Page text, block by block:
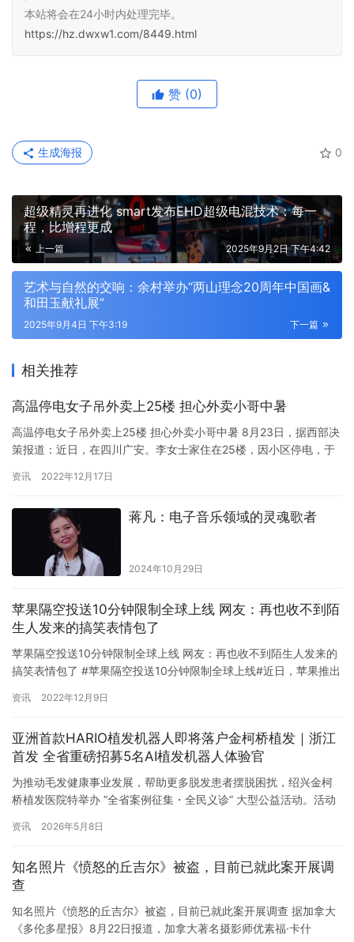
本站将会在24小时内处理完毕。
https://hz.dwxw1.com/8449.html
赞 (0)
0
生成海报
超级精灵再进化 smart发布EHD超级电混技术：每一
程，比增程更成
上一篇 2025年9月2日 下午4:42
艺术与自然的交响：余村举办“两山理念20周年中国画&
和田玉献礼展”
下一篇
2025年9月4日 下午3:19
相关推荐
高温停电女子吊外卖上25楼 担心外卖小哥中暑
高温停电女子吊外卖上25楼 担心外卖小哥中暑 8月23日，据西部决
策报道：近日，在四川广安。李女士家住在25楼，因小区停电，于
点停电，结果5点就停了，外卖还没送到。想到温度太高，外卖小哥
地上用的，挺结实，前前后后用了1个多小时才吊上来。
资讯 2022年12月17日
蒋凡：电子音乐领域的灵魂歌者
2024年10月29日
苹果隔空投送10分钟限制全球上线 网友：再也收不到陌
生人发来的搞笑表情包了
苹果隔空投送10分钟限制全球上线 网友：再也收不到陌生人发来的
搞笑表情包了 #苹果隔空投送10分钟限制全球上线#近日，苹果推出
的隔空投送功能10分钟限制改为全球支持。 更新后的airdrop功能将
择所有人10分钟，airdrop将在…
资讯 2022年12月9日
亚洲首款HARIO植发机器人即将落户金柯桥植发｜浙江
首发 全省重磅招募5名AI植发机器人体验官
为推动毛发健康事业发展，帮助更多脱发患者摆脱困扰，绍兴金柯
桥植发医院特举办 “全省案例征集・全民义诊” 大型公益活动。活动
沿科技,作为新一代智能植发设备，它依托人工智能导航、精准定位
化、微创化，有效提升毛囊成活率、降低手术创伤、缩短…
资讯 2026年5月8日
知名照片《愤怒的丘吉尔》被盗，目前已就此案开展调
查
知名照片《愤怒的丘吉尔》被盗，目前已就此案开展调查 据加拿大
《多伦多星报》8月22日报道，加拿大著名摄影师优素福·卡什